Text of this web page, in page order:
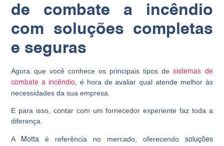
de combate a incêndio
com soluções completas
e seguras
Agora que você conhece os principais tipos desistemas de
combate a incêndio , é hora de avaliar qual atende melhor às
necessidades da sua empresa.
E para isso, contar com um fornecedor experiente faz toda a
diferença.
A Motta é referência no mercado, oferecendo soluções